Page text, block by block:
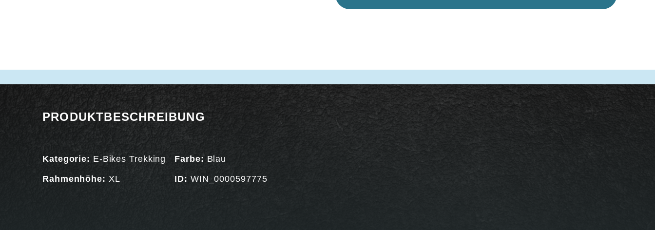
PRODUKTBESCHREIBUNG
Kategorie: E-Bikes Trekking
Rahmenhöhe: XL
Farbe: Blau
ID: WIN_0000597775